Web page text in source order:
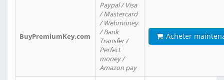
BuyPremiumKey.com
Paypal / Visa
/ Mastercard
/ Webmoney
/ Bank
Transfer /
Perfect
money /
Amazon pay
Acheter